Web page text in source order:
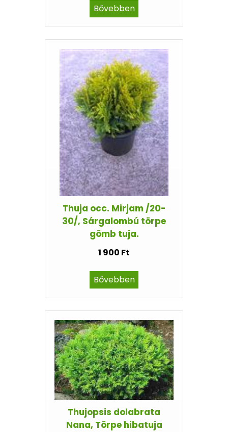
Bővebben
Thuja occ. Mirjam /20-
30/, Sárgalombú törpe
gömb tuja.
1 900 Ft
Bővebben
Thujopsis dolabrata
Nana, Törpe hibatuja